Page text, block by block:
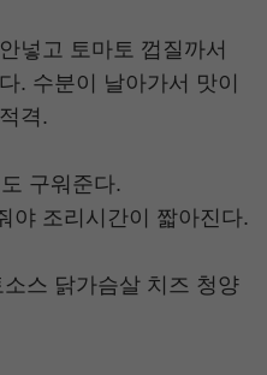
넣고 토마토 껍질까서
. 수분이 날아가서 맛이
격.
구워준다.
야 조리시간이 짧아진다.
스 닭가슴살 치즈 청양